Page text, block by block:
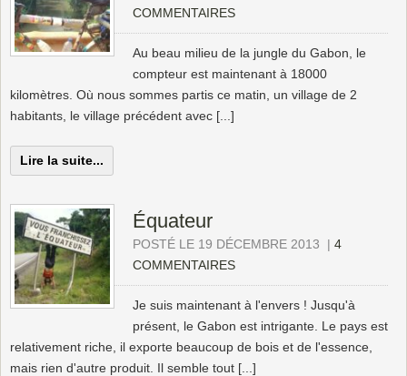
COMMENTAIRES
Au beau milieu de la jungle du Gabon, le
compteur est maintenant à 18000
kilomètres. Où nous sommes partis ce matin, un village de 2
habitants, le village précédent avec [...]
Lire la suite...
Équateur
POSTÉ LE 19 DÉCEMBRE 2013 | 4
COMMENTAIRES
Je suis maintenant à l'envers ! Jusqu'à
présent, le Gabon est intrigante. Le pays est
relativement riche, il exporte beaucoup de bois et de l'essence,
mais rien d'autre produit. Il semble tout [...]